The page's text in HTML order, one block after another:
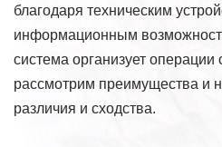
благодаря техническим
информационным
система организует операции
рассмотрим преимущества и
различия и сходства.